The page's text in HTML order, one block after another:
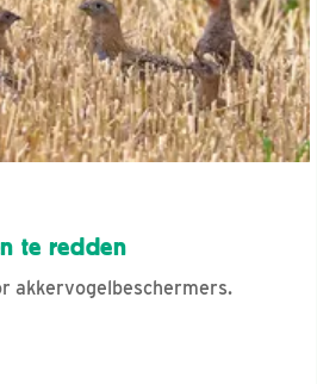
te redden
akkervogelbeschermers.